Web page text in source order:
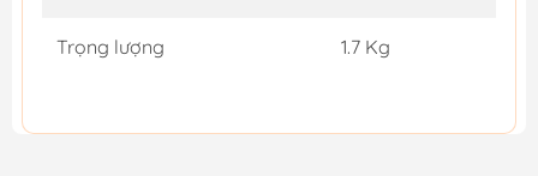
Trọng lượng 1.7 Kg